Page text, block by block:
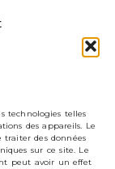
technologies telles
des appareils. Le
des données
sur ce site. Le
peut avoir un effet